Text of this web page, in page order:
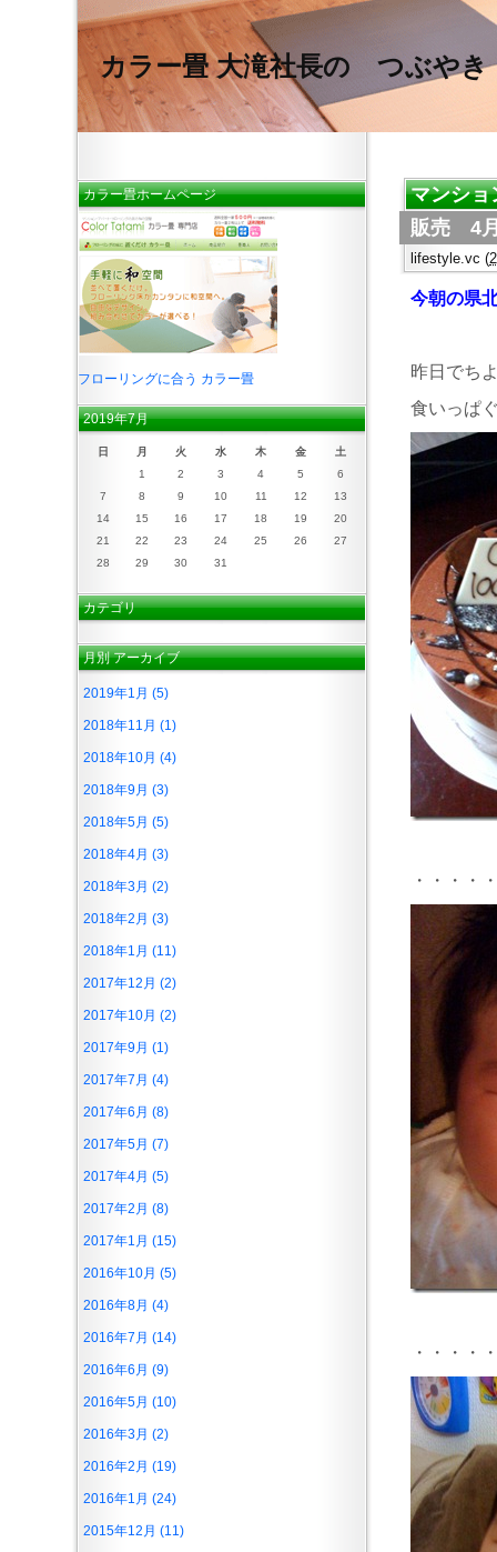
カラー畳 大滝社長の つぶやき
マンショ
販売 4
lifestyle.vc (
今朝の県
昨日でち
食いっぱ
・・・・
・・・・
カラー畳ホームページ
フローリングに合う カラー畳
2019年7月
日 月 火 水 木 金
土
1
2 3 4 5
6
7
8 9 10 11 12
13
14
15 16 17 18 19
20
21
22 23 24 25 26
27
28
29 30 31
カテゴリ
月別アーカイブ
2019年1月 (5)
2018年11月 (1)
2018年10月 (4)
2018年9月 (3)
2018年5月 (5)
2018年4月 (3)
2018年3月 (2)
2018年2月 (3)
2018年1月 (11)
2017年12月 (2)
2017年10月 (2)
2017年9月 (1)
2017年7月 (4)
2017年6月 (8)
2017年5月 (7)
2017年4月 (5)
2017年2月 (8)
2017年1月 (15)
2016年10月 (5)
2016年8月 (4)
2016年7月 (14)
2016年6月 (9)
2016年5月 (10)
2016年3月 (2)
2016年2月 (19)
2016年1月 (24)
2015年12月 (11)